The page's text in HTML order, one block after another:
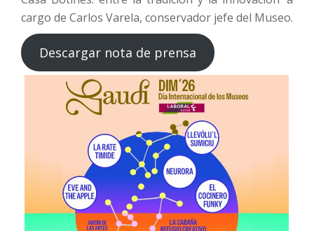
cargo de Carlos Varela, conservador jefe del Museo.
Descargar nota de prensa